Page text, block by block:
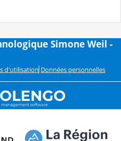
Simone Weil -
d'utilisation Données personnelles